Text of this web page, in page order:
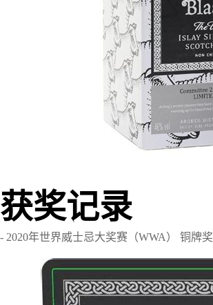
获奖记录
- 2020年世界威士忌大奖赛（WWA） 铜牌奖